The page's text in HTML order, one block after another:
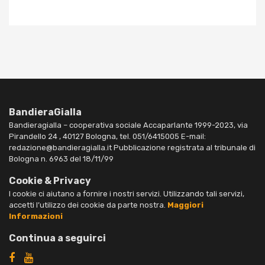
BandieraGialla
Bandieragialla – cooperativa sociale Accaparlante 1999-2023, via
Pirandello 24 , 40127 Bologna, tel. 051/6415005 E-mail:
redazione@bandieragialla.it Pubblicazione registrata al tribunale di
Bologna n. 6963 del 18/11/99
Cookie & Privacy
I cookie ci aiutano a fornire i nostri servizi. Utilizzando tali servizi,
accetti l’utilizzo dei cookie da parte nostra. Maggiori
Informazioni
Continua a seguirci